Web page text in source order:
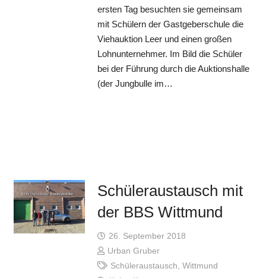
ersten Tag besuchten sie gemeinsam
mit Schülern der Gastgeberschule die
Viehauktion Leer und einen großen
Lohnunternehmer. Im Bild die Schüler
bei der Führung durch die Auktionshalle
(der Jungbulle im…
Schüleraustausch mit
der BBS Wittmund
26. September 2018
Urban Gruber
Schüleraustausch, Wittmund